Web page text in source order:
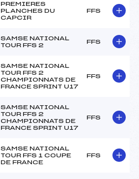
PREMIERES
PLANCHES DU
CAPCIR
FFS
SAMSE NATIONAL
TOUR FFS 2
FFS
SAMSE NATIONAL
TOUR FFS 2
CHAMPIONNATS DE
FRANCE SPRINT U17
FFS
SAMSE NATIONAL
TOUR FFS 2
CHAMPIONNATS DE
FRANCE SPRINT U17
FFS
SAMSE NATIONAL
TOUR FFS 1 COUPE
DE FRANCE
FFS